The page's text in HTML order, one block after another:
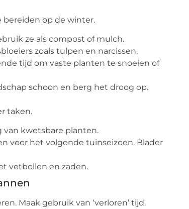
bereiden op de winter.
ze als compost of mulch.
zoals tulpen en narcissen.
tijd om vaste planten te snoeien of
schoon en berg het droog op.
taken.
kwetsbare planten.
voor het volgende tuinseizoen. Blader
vetbollen en zaden.
Maak gebruik van ‘verloren’ tijd.